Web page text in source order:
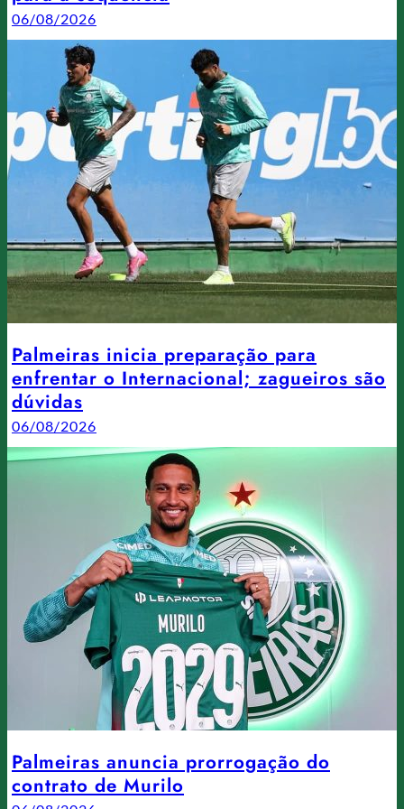
06/08/2026
Palmeiras inicia preparação para
enfrentar o Internacional; zagueiros são
dúvidas
06/08/2026
Palmeiras anuncia prorrogação do
contrato de Murilo